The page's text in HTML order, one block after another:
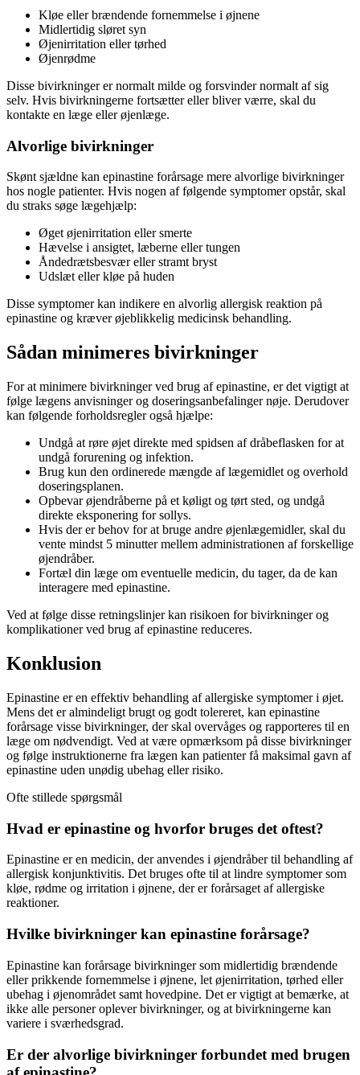
Kløe eller brændende fornemmelse i øjnene
Midlertidig sløret syn
Øjenirritation eller tørhed
Øjenrødme
Disse bivirkninger er normalt milde og forsvinder normalt af sig
selv. Hvis bivirkningerne fortsætter eller bliver værre, skal du
kontakte en læge eller øjenlæge.
Alvorlige bivirkninger
Skønt sjældne kan epinastine forårsage mere alvorlige bivirkninger
hos nogle patienter. Hvis nogen af følgende symptomer opstår, skal
du straks søge lægehjælp:
Øget øjenirritation eller smerte
Hævelse i ansigtet, læberne eller tungen
Åndedrætsbesvær eller stramt bryst
Udslæt eller kløe på huden
Disse symptomer kan indikere en alvorlig allergisk reaktion på
epinastine og kræver øjeblikkelig medicinsk behandling.
Sådan minimeres bivirkninger
For at minimere bivirkninger ved brug af epinastine, er det vigtigt at
følge lægens anvisninger og doseringsanbefalinger nøje. Derudover
kan følgende forholdsregler også hjælpe:
Undgå at røre øjet direkte med spidsen af ​​dråbeflasken for at
undgå forurening og infektion.
Brug kun den ordinerede mængde af lægemidlet og overhold
doseringsplanen.
Opbevar øjendråberne på et køligt og tørt sted, og undgå
direkte eksponering for sollys.
Hvis der er behov for at bruge andre øjenlægemidler, skal du
vente mindst 5 minutter mellem administrationen af ​​forskellige
øjendråber.
Fortæl din læge om eventuelle medicin, du tager, da de kan
interagere med epinastine.
Ved at følge disse retningslinjer kan risikoen for bivirkninger og
komplikationer ved brug af epinastine reduceres.
Konklusion
Epinastine er en effektiv behandling af allergiske symptomer i øjet.
Mens det er almindeligt brugt og godt tolereret, kan epinastine
forårsage visse bivirkninger, der skal overvåges og rapporteres til en
læge om nødvendigt. Ved at være opmærksom på disse bivirkninger
og følge instruktionerne fra lægen kan patienter få maksimal gavn af
epinastine uden unødig ubehag eller risiko.
Ofte stillede spørgsmål
Hvad er epinastine og hvorfor bruges det oftest?
Epinastine er en medicin, der anvendes i øjendråber til behandling af
allergisk konjunktivitis. Det bruges ofte til at lindre symptomer som
kløe, rødme og irritation i øjnene, der er forårsaget af allergiske
reaktioner.
Hvilke bivirkninger kan epinastine forårsage?
Epinastine kan forårsage bivirkninger som midlertidig brændende
eller prikkende fornemmelse i øjnene, let øjenirritation, tørhed eller
ubehag i øjenområdet samt hovedpine. Det er vigtigt at bemærke, at
ikke alle personer oplever bivirkninger, og at bivirkningerne kan
variere i sværhedsgrad.
Er der alvorlige bivirkninger forbundet med brugen